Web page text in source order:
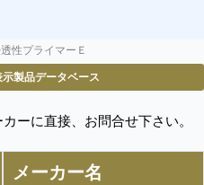
性プライマーＥ
製品データベース
ーに直接、お問合せ下さい。
メーカー名